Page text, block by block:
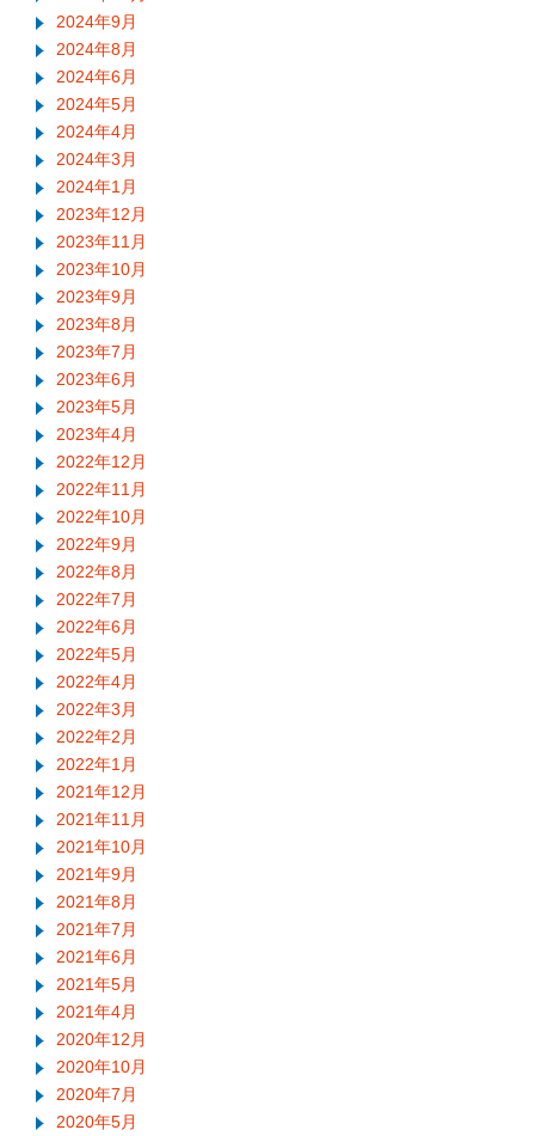
2024年9月
2024年8月
2024年6月
2024年5月
2024年4月
2024年3月
2024年1月
2023年12月
2023年11月
2023年10月
2023年9月
2023年8月
2023年7月
2023年6月
2023年5月
2023年4月
2022年12月
2022年11月
2022年10月
2022年9月
2022年8月
2022年7月
2022年6月
2022年5月
2022年4月
2022年3月
2022年2月
2022年1月
2021年12月
2021年11月
2021年10月
2021年9月
2021年8月
2021年7月
2021年6月
2021年5月
2021年4月
2020年12月
2020年10月
2020年7月
2020年5月